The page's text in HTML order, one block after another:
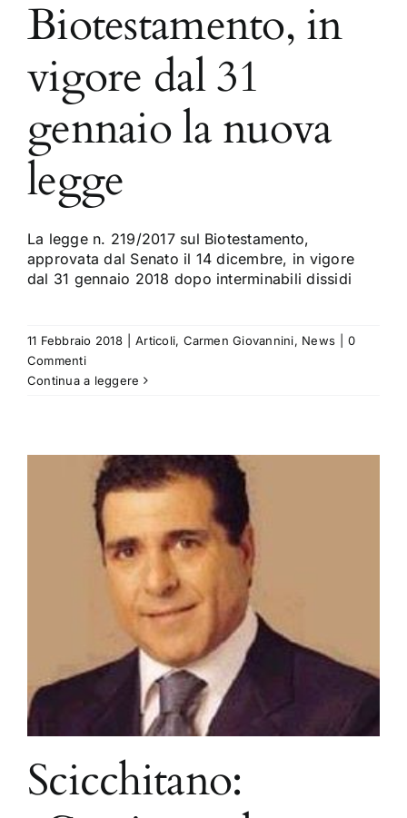
Biotestamento, in
vigore dal 31
gennaio la nuova
legge
La legge n. 219/2017 sul Biotestamento,
approvata dal Senato il 14 dicembre, in vigore
dal 31 gennaio 2018 dopo interminabili dissidi
11 Febbraio 2018 Articoli, Carmen Giovannini, News
0
Commenti
Continua a leggere
Scicchitano: